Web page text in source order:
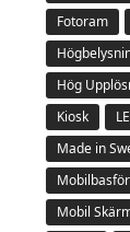
Fotoram
Hög
Kiosk
Made in
Mobil